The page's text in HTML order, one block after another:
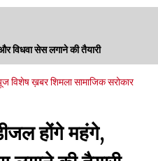
बरामदगी मामले में कुल्लू सैंज से मुख्य सप्लायर
विधवा सेस लगाने की तैयारी
विशेष ख़बरशिमलासामाजिक सरोकार
होंगे महंगे,